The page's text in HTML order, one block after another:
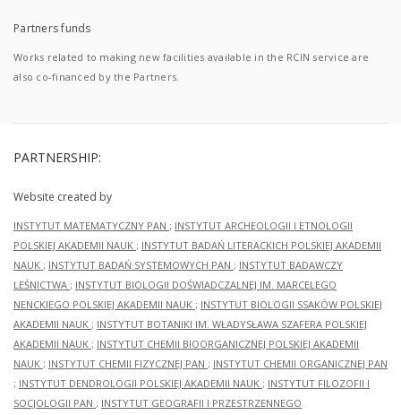
Partners funds
Works related to making new facilities available in the RCIN service are
also co-financed by the Partners.
PARTNERSHIP:
Website created by
INSTYTUT MATEMATYCZNY PAN ; INSTYTUT ARCHEOLOGII I ETNOLOGII
POLSKIEJ AKADEMII NAUK ; INSTYTUT BADAŃ LITERACKICH POLSKIEJ AKADEMII
NAUK ; INSTYTUT BADAŃ SYSTEMOWYCH PAN ; INSTYTUT BADAWCZY
LEŚNICTWA ; INSTYTUT BIOLOGII DOŚWIADCZALNEJ IM. MARCELEGO
NENCKIEGO POLSKIEJ AKADEMII NAUK ; INSTYTUT BIOLOGII SSAKÓW POLSKIEJ
AKADEMII NAUK ; INSTYTUT BOTANIKI IM. WŁADYSŁAWA SZAFERA POLSKIEJ
AKADEMII NAUK ; INSTYTUT CHEMII BIOORGANICZNEJ POLSKIEJ AKADEMII
NAUK ; INSTYTUT CHEMII FIZYCZNEJ PAN ; INSTYTUT CHEMII ORGANICZNEJ PAN
; INSTYTUT DENDROLOGII POLSKIEJ AKADEMII NAUK ; INSTYTUT FILOZOFII I
SOCJOLOGII PAN ; INSTYTUT GEOGRAFII I PRZESTRZENNEGO